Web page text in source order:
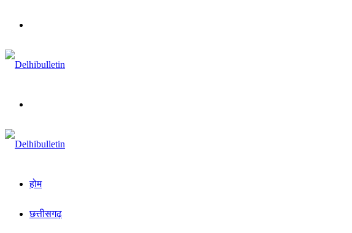
होम
छत्तीसगढ़